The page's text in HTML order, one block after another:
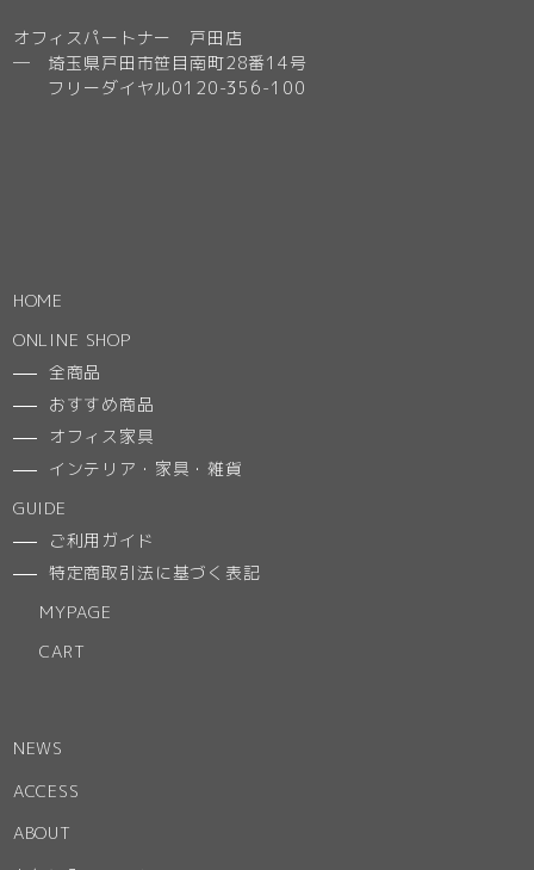
オフィスパートナー 戸田店
─ 埼玉県戸田市笹目南町28番14号
フリーダイヤル0120-356-100
HOME
ONLINE SHOP
全商品
おすすめ商品
オフィス家具
インテリア・家具・雑貨
GUIDE
ご利用ガイド
特定商取引法に基づく表記
MYPAGE
CART
NEWS
ACCESS
ABOUT